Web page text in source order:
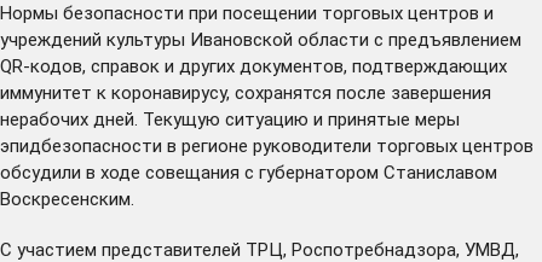
Нормы безопасности при посещении торговых центров и
учреждений культуры Ивановской области с предъявлением
QR-кодов, справок и других документов, подтверждающих
иммунитет к коронавирусу, сохранятся после завершения
нерабочих дней. Текущую ситуацию и принятые меры
эпидбезопасности в регионе руководители торговых центров
обсудили в ходе совещания с губернатором Станиславом
Воскресенским.
С участием представителей ТРЦ, Роспотребнадзора, УМВД,